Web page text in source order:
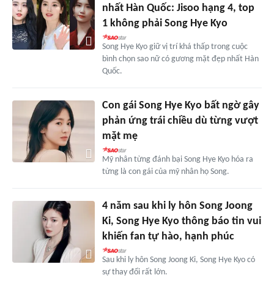
nhất Hàn Quốc: Jisoo hạng 4, top
1 không phải Song Hye Kyo
Song Hye Kyo giữ vị trí khá thấp trong cuộc
bình chọn sao nữ có gương mặt đẹp nhất Hàn
Quốc.
Con gái Song Hye Kyo bất ngờ gây
phản ứng trái chiều dù từng vượt
mặt mẹ
Mỹ nhân từng đánh bại Song Hye Kyo hóa ra
từng là con gái của mỹ nhân họ Song.
4 năm sau khi ly hôn Song Joong
Ki, Song Hye Kyo thông báo tin vui
khiến fan tự hào, hạnh phúc
Sau khi ly hôn Song Joong Ki, Song Hye Kyo có
sự thay đổi rất lớn.